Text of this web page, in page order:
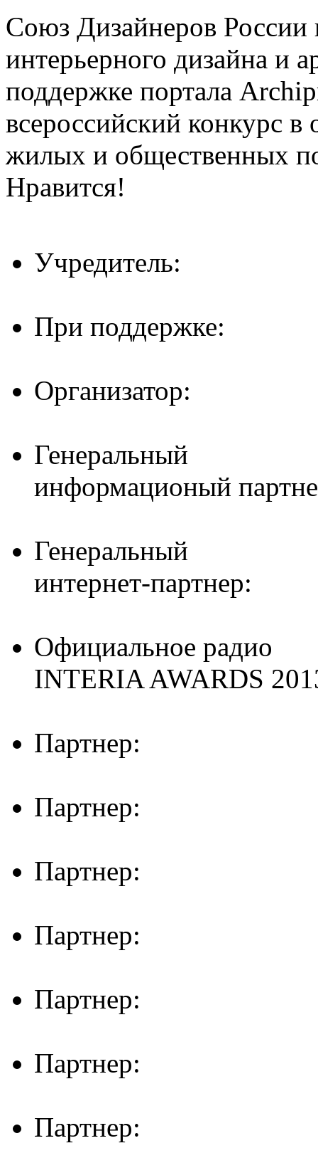
Союз Дизайнеров России
интерьерного дизайна и
поддержке портала
всероссийский конкурс в
жилых и общественных
Нравится!
Учредитель:
При поддержке:
Организатор:
Генеральный
информационый
Генеральный
интернет-партнер:
Официальное радио
INTERIA AWARDS
Партнер:
Партнер:
Партнер:
Партнер:
Партнер:
Партнер:
Партнер: